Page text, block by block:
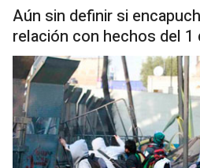
Aún sin definir si
relación con hechos del 1